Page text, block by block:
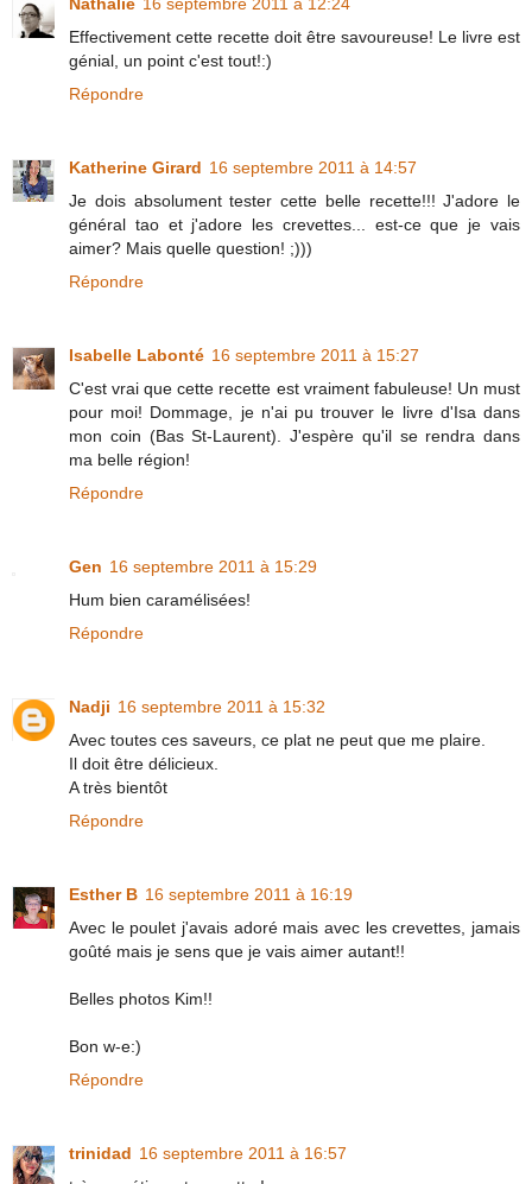
Effectivement cette recette doit être savoureuse! Le livre est
génial, un point c'est tout!:)
Répondre
Katherine Girard 16 septembre 2011 à 14:57
Je dois absolument tester cette belle recette!!! J'adore le
général tao et j'adore les crevettes... est-ce que je vais
aimer? Mais quelle question! ;)))
Répondre
Isabelle Labonté 16 septembre 2011 à 15:27
C'est vrai que cette recette est vraiment fabuleuse! Un must
pour moi! Dommage, je n'ai pu trouver le livre d'Isa dans
mon coin (Bas St-Laurent). J'espère qu'il se rendra dans
ma belle région!
Répondre
Gen 16 septembre 2011 à 15:29
Hum bien caramélisées!
Répondre
Nadji 16 septembre 2011 à 15:32
Avec toutes ces saveurs, ce plat ne peut que me plaire.
Il doit être délicieux.
A très bientôt
Répondre
Esther B 16 septembre 2011 à 16:19
Avec le poulet j'avais adoré mais avec les crevettes, jamais
goûté mais je sens que je vais aimer autant!!
Belles photos Kim!!
Bon w-e:)
Répondre
trinidad 16 septembre 2011 à 16:57